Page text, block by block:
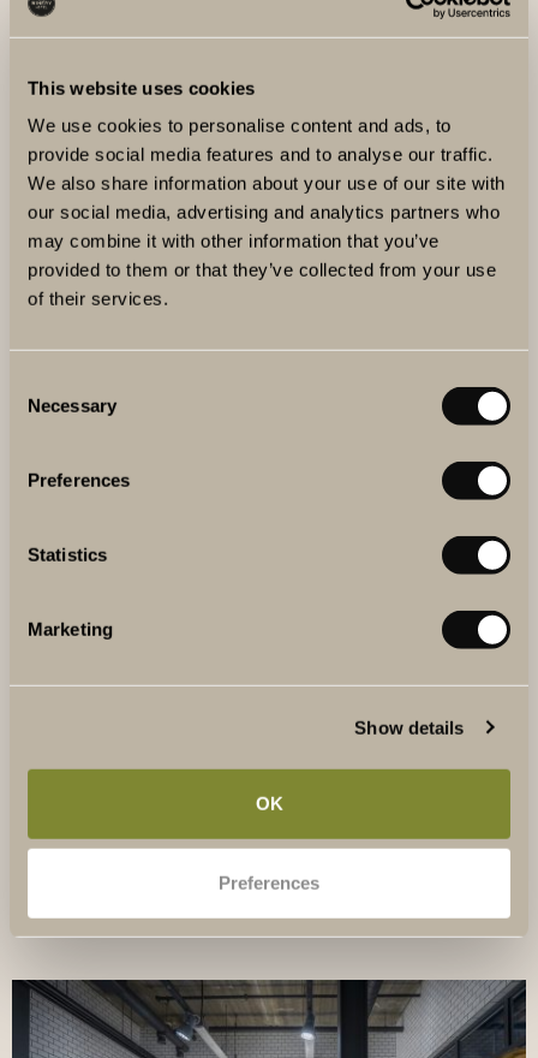
This website uses cookies
We use cookies to personalise content and ads, to
provide social media features and to analyse our traffic.
We also share information about your use of our site with
our social media, advertising and analytics partners who
may combine it with other information that you’ve
provided to them or that they’ve collected from your use
of their services.
Selection
Necessary
Preferences
Statistics
Marketing
Show details
OK
Preferences
Winery Hotel. Här njuter du som hotellgäst av gott vin
med en hisnande utsikt över Brunnsviken. Öppet under
UPPLEV THE WINERY HOTEL